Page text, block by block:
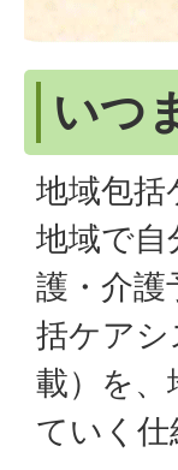
いつ
地域包
地域で
護・介護
括ケア
載）を
ていく仕